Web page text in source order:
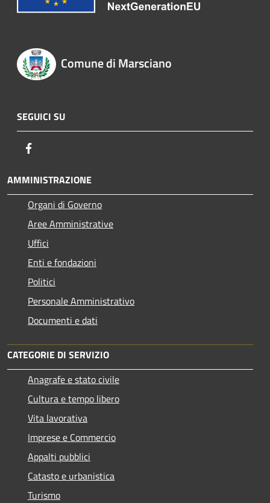
Comune di Marsciano
SEGUICI SU
AMMINISTRAZIONE
Organi di Governo
Aree Amministrative
Uffici
Enti e fondazioni
Politici
Personale Amministrativo
Documenti e dati
CATEGORIE DI SERVIZIO
Anagrafe e stato civile
Cultura e tempo libero
Vita lavorativa
Imprese e Commercio
Appalti pubblici
Catasto e urbanistica
Turismo